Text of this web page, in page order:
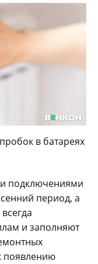
в батареях
подключениями
период, а
и заполняют
появлению